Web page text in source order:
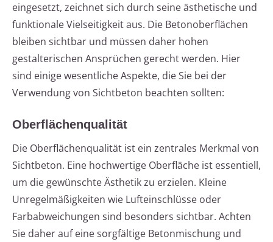
eingesetzt, zeichnet sich durch seine ästhetische und
funktionale Vielseitigkeit aus. Die Betonoberflächen
bleiben sichtbar und müssen daher hohen
gestalterischen Ansprüchen gerecht werden. Hier
sind einige wesentliche Aspekte, die Sie bei der
Verwendung von Sichtbeton beachten sollten:
Oberflächenqualität
Die Oberflächenqualität ist ein zentrales Merkmal von
Sichtbeton. Eine hochwertige Oberfläche ist essentiell,
um die gewünschte Ästhetik zu erzielen. Kleine
Unregelmäßigkeiten wie Lufteinschlüsse oder
Farbabweichungen sind besonders sichtbar. Achten
Sie daher auf eine sorgfältige Betonmischung und